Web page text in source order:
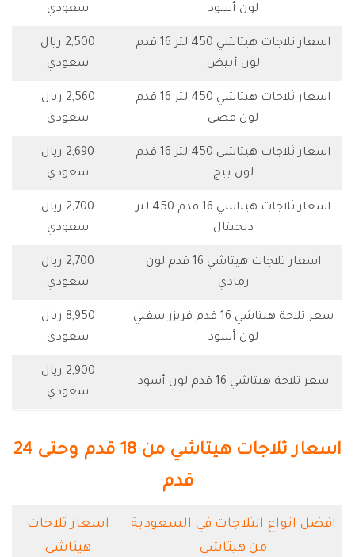
لون أسود
سعودي
اسعار ثلاجات هيتاشي 450 لتر 16 قدم
لون أبيض
2,500 ريال
سعودي
اسعار ثلاجات هيتاشي 450 لتر 16 قدم
لون فضي
2,560 ريال
سعودي
اسعار ثلاجات هيتاشي 450 لتر 16 قدم
لون بيج
2,690 ريال
سعودي
اسعار ثلاجات هيتاشي 16 قدم 450 لتر
ديجيتال
2,700 ريال
سعودي
اسعار ثلاجات هيتاشي 16 قدم لون
رمادي
2,700 ريال
سعودي
سعر ثلاجة هيتاشي 16 قدم فريزر سفلي
لون أسود
8,950 ريال
سعودي
سعر ثلاجة هيتاشي 16 قدم لون أسود
2,900 ريال
سعودي
اسعار ثلاجات هيتاشي من 18 قدم وحتى 24
قدم
افضل انواع الثلاجات في السعودية
من هيتاشي
اسعار ثلاجات
هيتاشي